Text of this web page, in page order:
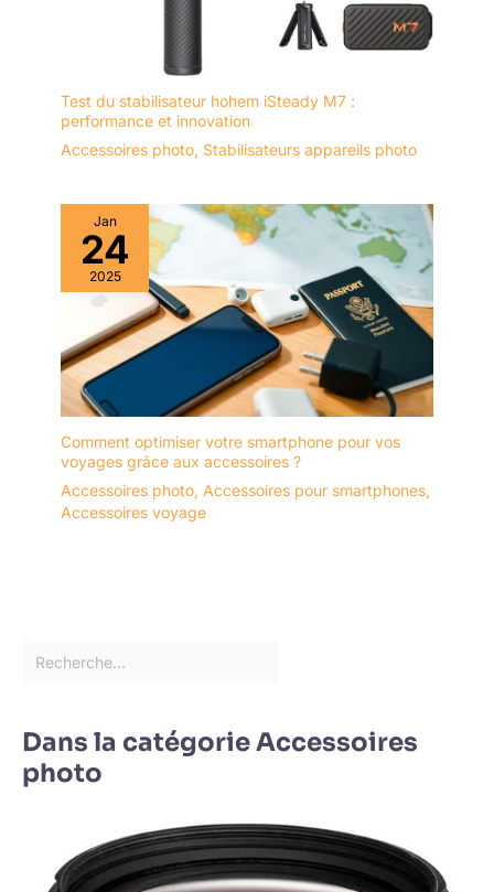
Test du stabilisateur hohem iSteady M7 :
performance et innovation
Accessoires photo, Stabilisateurs appareils photo
Jan
24
2025
Comment optimiser votre smartphone pour vos
voyages grâce aux accessoires ?
Accessoires photo, Accessoires pour smartphones,
Accessoires voyage
Dans la catégorie Accessoires
photo